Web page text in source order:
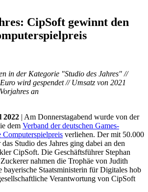
CipSoft gewinnt den
in der Kategorie "Studio des Jahres" //
wird gespendet // Umsatz von 2021
an
2022 | Am Donnerstagabend wurde von der
dem Verband der deutschen Games-
Computerspielpreis verliehen. Der mit 50.000
Studio des Jahres ging dabei an den
CipSoft. Die Geschäftsführer Stephan
nahmen die Trophäe von Judith
bayerische Staatsministerin für Digitales hob
Verantwortung von CipSoft